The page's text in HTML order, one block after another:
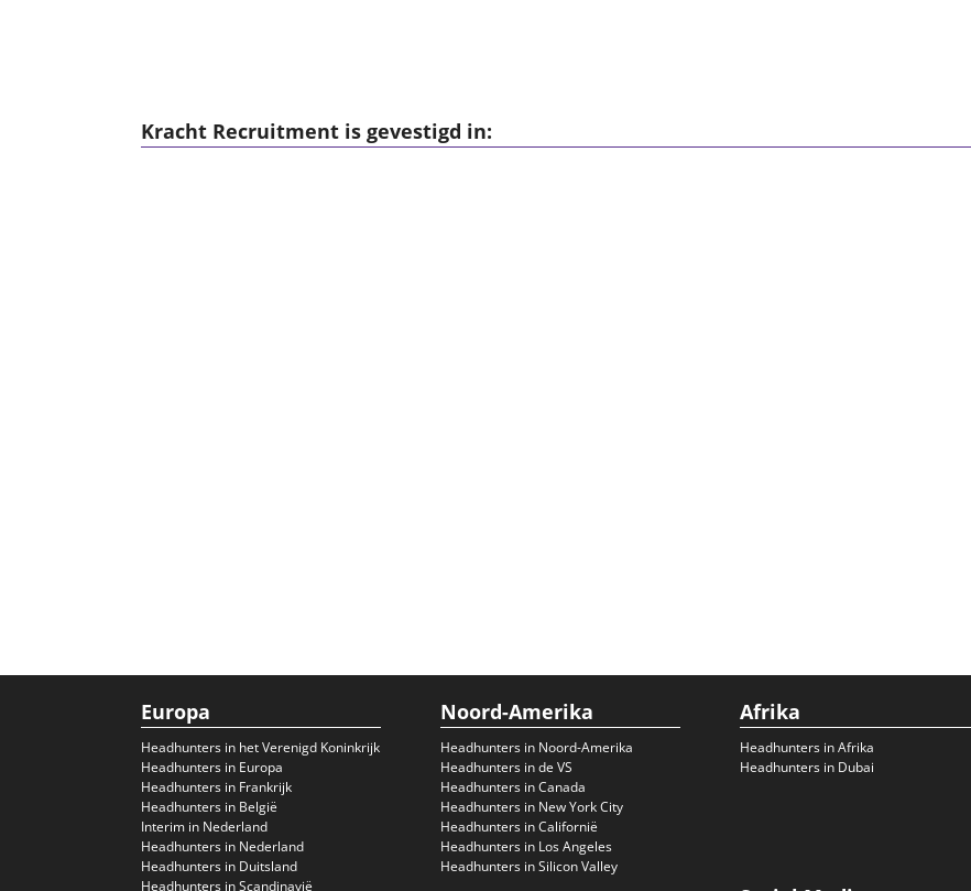
Kracht Recruitment is gevestigd in:
Europa
Headhunters in het Verenigd Koninkrijk
Headhunters in Europa
Headhunters in Frankrijk
Headhunters in België
Interim in Nederland
Headhunters in Nederland
Headhunters in Duitsland
Headhunters in Scandinavië
Noord-Amerika
Headhunters in Noord-Amerika
Headhunters in de VS
Headhunters in Canada
Headhunters in New York City
Headhunters in Californië
Headhunters in Los Angeles
Headhunters in Silicon Valley
Afrika
Headhunters in Afrika
Headhunters in Dubai